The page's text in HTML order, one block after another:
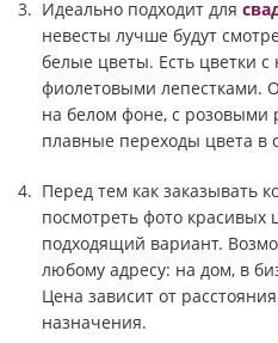
Идеально подходит для
невесты лучше будут
белые цветы. Есть цветки
фиолетовыми лепестками.
на белом фоне, с розовыми
плавные переходы цвета в
Перед тем как заказывать
посмотреть фото красивых
подходящий вариант.
любому адресу: на дом, в
Цена зависит от
назначения.